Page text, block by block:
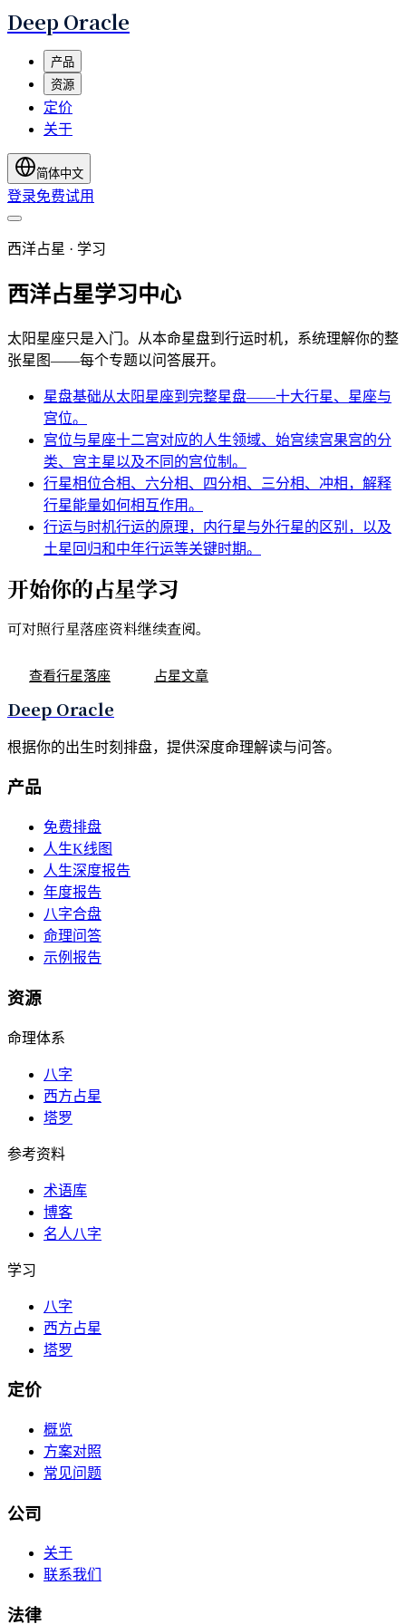
Deep Oracle
产品
资源
定价
关于
简体中文
登录免费试用
西洋占星 · 学习
西洋占星学习中心
太阳星座只是入门。从本命星盘到行运时机，系统理解你的整
张星图——每个专题以问答展开。
星盘基础从太阳星座到完整星盘——十大行星、星座与
宫位。
宫位与星座十二宫对应的人生领域、始宫续宫果宫的分
类、宫主星以及不同的宫位制。
行星相位合相、六分相、四分相、三分相、冲相，解释
行星能量如何相互作用。
行运与时机行运的原理，内行星与外行星的区别，以及
土星回归和中年行运等关键时期。
开始你的占星学习
可对照行星落座资料继续查阅。
查看行星落座 占星文章
Deep Oracle
根据你的出生时刻排盘，提供深度命理解读与问答。
产品
免费排盘
人生K线图
人生深度报告
年度报告
八字合盘
命理问答
示例报告
资源
命理体系
八字
西方占星
塔罗
参考资料
术语库
博客
名人八字
学习
八字
西方占星
塔罗
定价
概览
方案对照
常见问题
公司
关于
联系我们
法律